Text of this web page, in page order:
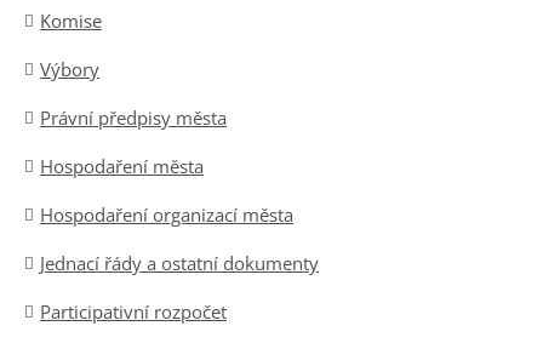
Komise
Výbory
Právní předpisy města
Hospodaření města
Hospodaření organizací města
Jednací řády a ostatní dokumenty
Participativní rozpočet